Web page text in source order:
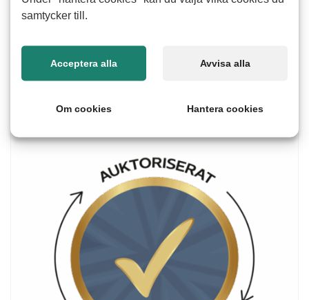
Fortsätt
samtycker till.
Acceptera alla Avvisa alla
Om cookies Hantera cookies